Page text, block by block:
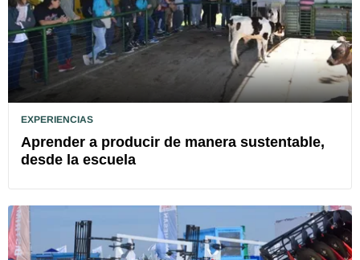
EXPERIENCIAS
Aprender a producir de manera sustentable,
desde la escuela